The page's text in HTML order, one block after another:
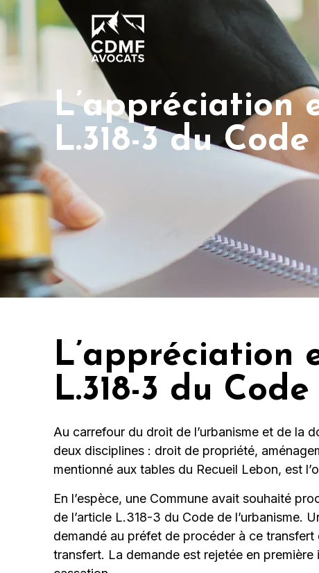
L’appréciation
L.318-3 du
L’appréciation
L.318-3 du
Au carrefour du droit de l’urbanisme et de la
deux disciplines : droit de propriété,
mentionné aux tables du Recueil Lebon, est
En l’espèce, une Commune avait souhaité
de l’article L.318-3 du Code de l’urbanisme.
demandé au préfet de procéder à ce
transfert. La demande est rejetée en